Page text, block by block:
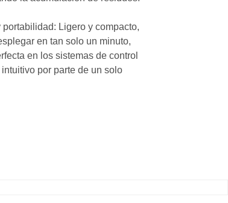
Ligero y compacto,
en tan solo un minuto,
en los sistemas de control
por parte de un solo